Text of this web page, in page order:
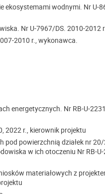
ekosystemami wodnymi. Nr U-
Nr U-7967/DS. 2010-2012
2010 r., wykonawca.
energetycznych. Nr RB-U-
2022 r., kierownik projektu
pod powierzchnią działek nr
w ich otoczeniu Nr RB-
materiałowych z